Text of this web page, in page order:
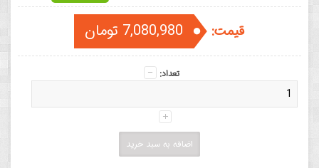
قیمت: 7,080,980 تومان
تعداد: